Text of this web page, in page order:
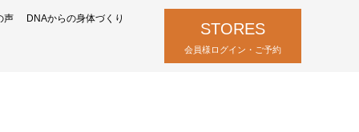
声 DNAからの身体づくり
STORES
会員様ログイン・ご予約